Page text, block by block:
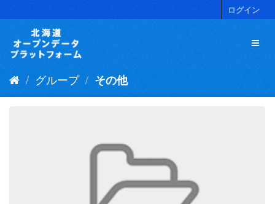
キ
ログイン
グループ その他